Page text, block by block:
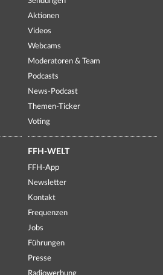
Aktionen
Videos
Webcams
Moderatoren & Team
Podcasts
News-Podcast
Themen-Ticker
Voting
FFH-WELT
FFH-App
Newsletter
Kontakt
Frequenzen
Jobs
Führungen
Presse